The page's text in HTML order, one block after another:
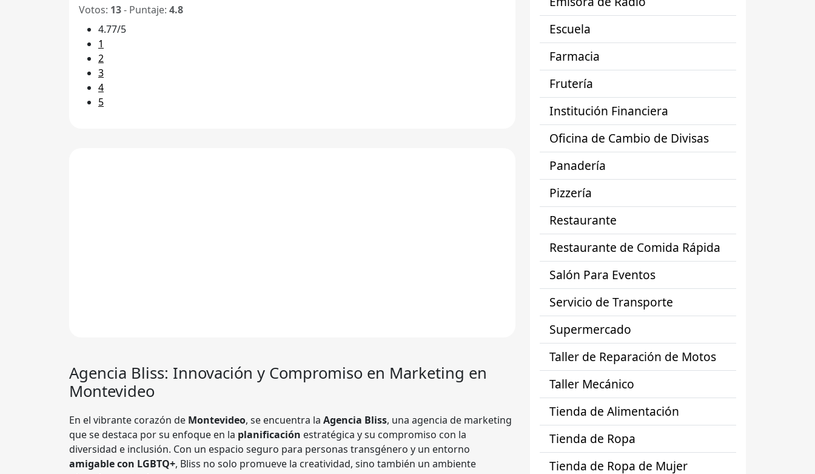
Votos: 13- Puntaje: 4.8
4.77/5
1
2
3
4
5
Agencia Bliss: Innovación y Compromiso en Marketing en
Montevideo
En el vibrante corazón de Montevideo, se encuentra la Agencia Bliss, una agencia de marketing
que se destaca por su enfoque en la planificación estratégica y su compromiso con la
diversidad e inclusión. Con un espacio seguro para personas transgénero y un entorno
amigable con LGBTQ+, Bliss no solo promueve la creatividad, sino también un ambiente
Escuela
Farmacia
Frutería
Institución Financiera
Oficina de Cambio de Divisas
Panadería
Pizzería
Restaurante
Restaurante de Comida Rápida
Salón Para Eventos
Servicio de Transporte
Supermercado
Taller de Reparación de Motos
Taller Mecánico
Tienda de Alimentación
Tienda de Ropa
Tienda de Ropa de Mujer